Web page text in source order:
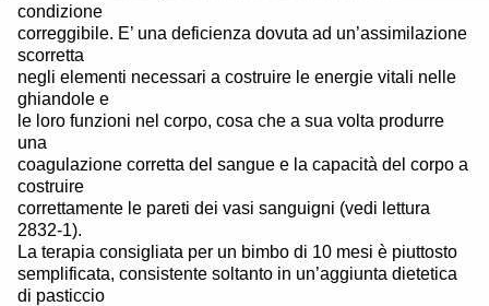
condizione
correggibile. E’ una deficienza dovuta ad un’assimilazione
scorretta
negli elementi necessari a costruire le energie vitali nelle
ghiandole e
le loro funzioni nel corpo, cosa che a sua volta produrre
una
coagulazione corretta del sangue e la capacità del corpo a
costruire
correttamente le pareti dei vasi sanguigni (vedi lettura
2832-1).
La terapia consigliata per un bimbo di 10 mesi è piuttosto
semplificata, consistente soltanto in un’aggiunta dietetica
di pasticcio